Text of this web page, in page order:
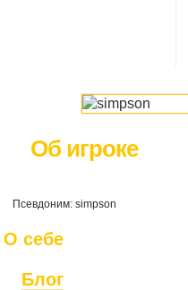
Об игроке
Псевдоним: simpson
О себе
Блог